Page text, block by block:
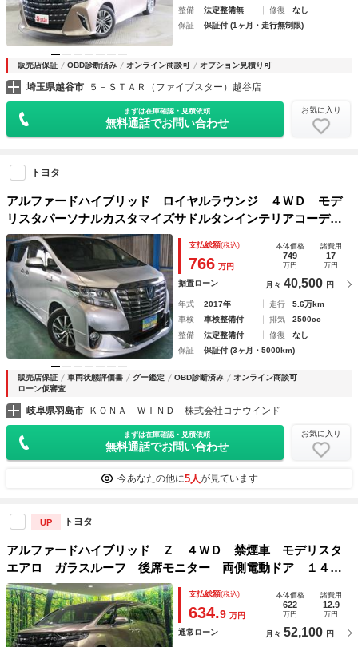
整備
法定整備無 修復
なし
保証
保証付 (1ヶ月・走行無制限)
販売店保証 OBD診断済み オンライン商談可 オプション見積り可
埼玉県越谷市 ５－ＳＴＡＲ（ファイブスター）越谷店
まずは在庫確認・見積依頼
無料通話でお問い合わせ
お気に入り
トヨタ
アルファードハイブリッド ロイヤルラウンジ ４ＷＤ モデ
リスタパーソナルカスタマイズサドルタンインテリアコーディ
ネーションエクストラキャビネット冷蔵庫ＶＩＰリラクゼーシ
ョンシート２４型ディスプレイ液晶調光リヤシェードモデリス
タエアロステッパルＳ
支払総額(税込)
766 万円
本体価格
749
万円
諸費用
17
万円
据置ローン 月々 40,500 円
年式 2017年 走行
5.6万km
車検
車検整備付 排気
2500cc
整備
法定整備付 修復
なし
保証
保証付 (3ヶ月・5000km)
販売店保証 車両状態評価書 グー鑑定 OBD診断済み
オンライン商談可
ローン仮審査
岐阜県羽島市 ＫＯＮＡ ＷＩＮＤ 株式会社コナウインド
まずは在庫確認・見積依頼
無料通話でお問い合わせ
お気に入り
今あなたの他に5人が見ています
UP トヨタ
アルファードハイブリッド Ｚ ４ＷＤ 禁煙車 モデリスタ
エアロ ガラスルーフ 後席モニター 両側電動ドア １４型
純正ナビ 全周囲カメラ ＥＴＣ ドラレコ パワーバックド
ア ＬＥＤヘッドライト ＬＥＤフォグライト Ｂｌｕｅｔｏ
ｏｔｈ
支払総額(税込)
634.9 万円
本体価格
622
万円
諸費用
12.9
万円
通常ローン 月々 52,100 円